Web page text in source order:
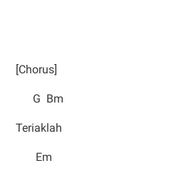
[Chorus]
G Bm
Teriaklah
Em